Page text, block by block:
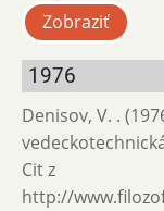
Zobraziť
1976
Denisov, V. .
Cit z
http://